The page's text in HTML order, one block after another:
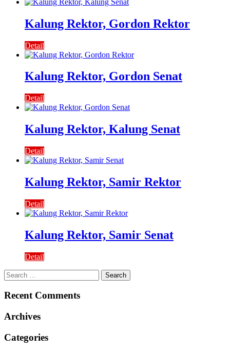
Kalung Rektor, Gordon Rektor
Detail
Kalung Rektor, Gordon Senat
Detail
Kalung Rektor, Kalung Senat
Detail
Kalung Rektor, Samir Rektor
Detail
Kalung Rektor, Samir Senat
Detail
Search
for:
Recent Comments
Archives
Categories